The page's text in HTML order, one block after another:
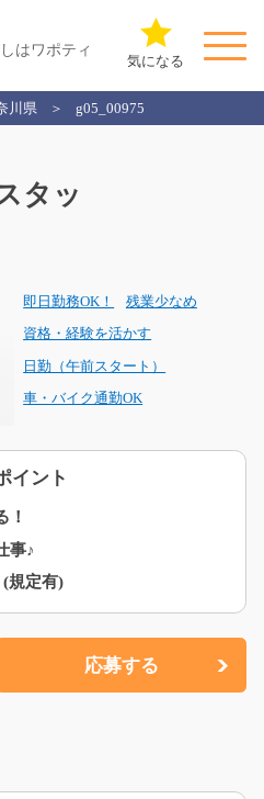
はワポティ
気になる
川県 g05_00975
タッ
即日勤務OK！ 残業少なめ
資格・経験を活かす
日勤（午前スタート）
車・バイク通勤OK
イント
！
事♪
規定有)
応募する